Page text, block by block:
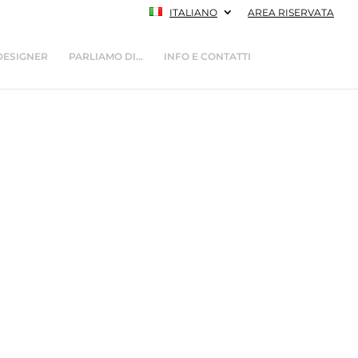
ITALIANO AREA RISERVATA
PARLIAMO DI… INFO E CONTATTI